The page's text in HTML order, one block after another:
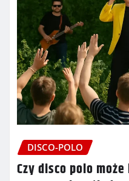
DISCO-POLO
Czy disco polo